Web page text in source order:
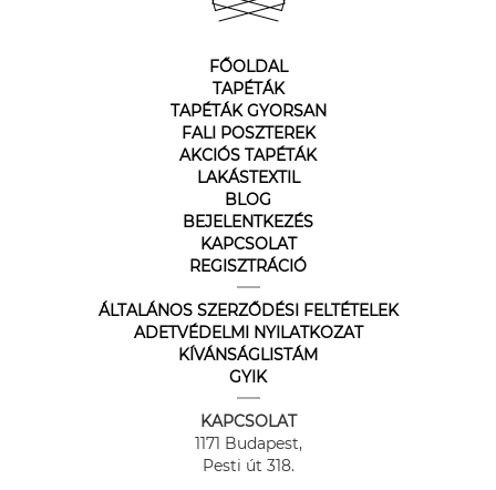
FŐOLDAL
TAPÉTÁK
TAPÉTÁK GYORSAN
FALI POSZTEREK
AKCIÓS TAPÉTÁK
LAKÁSTEXTIL
BLOG
BEJELENTKEZÉS
KAPCSOLAT
REGISZTRÁCIÓ
ÁLTALÁNOS SZERZŐDÉSI FELTÉTELEK
ADETVÉDELMI NYILATKOZAT
KÍVÁNSÁGLISTÁM
GYIK
KAPCSOLAT
1171 Budapest,
Pesti út 318.